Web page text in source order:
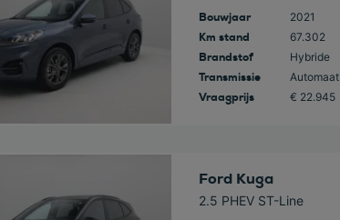
Bouwjaar 2021
Km stand 67.302
Brandstof Hybride
Transmissie Automaat
Vraagprijs € 22.945
Ford Kuga
2.5 PHEV ST-Line